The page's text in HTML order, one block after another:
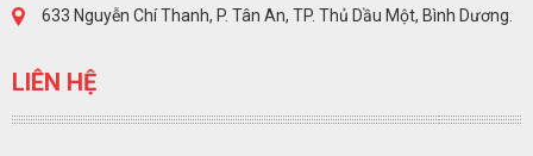
633 Nguyễn Chí Thanh, P. Tân An, TP. Thủ Dầu Một, Bình Dương.
LIÊN HỆ